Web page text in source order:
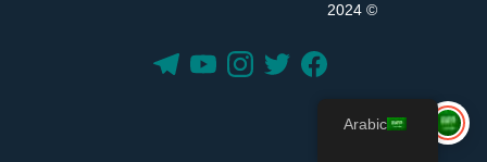
© 2024
Arabic